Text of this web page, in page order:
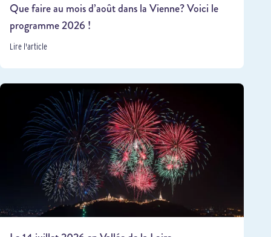
Que faire au mois d’août dans la Vienne? Voici le
programme 2026 !
Lire l'article